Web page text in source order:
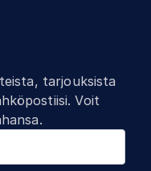
tarjouksista
Voit